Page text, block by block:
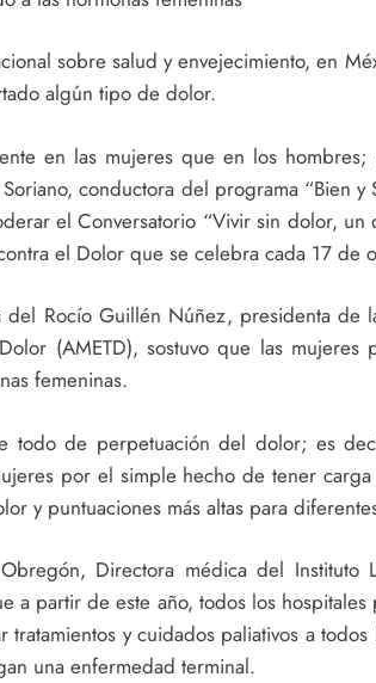
sobre salud y envejecimiento, en
algún tipo de dolor.
en las mujeres que en los
conductora del programa “Bien y
el Conversatorio “Vivir sin dolor, un
el Dolor que se celebra cada 17 de
Rocío Guillén Núñez, presidenta de
(AMETD), sostuvo que las
femeninas.
todo de perpetuación del dolor; es
por el simple hecho de tener carga
y puntuaciones más altas para
Directora médica del Instituto
a partir de este año, todos los
tratamientos y cuidados paliativos a
una enfermedad terminal.